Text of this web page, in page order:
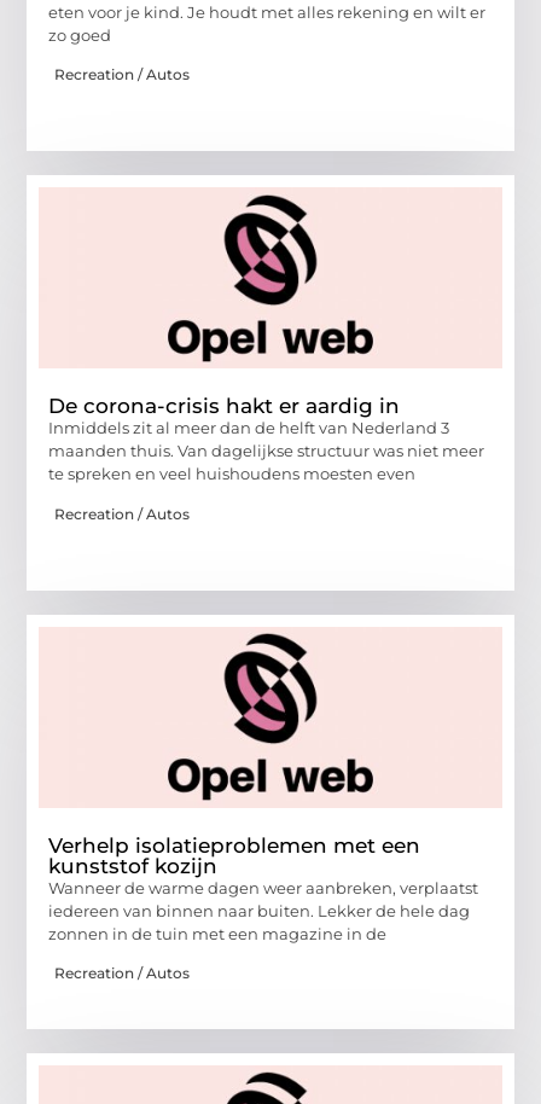
eten voor je kind. Je houdt met alles rekening en wilt er
zo goed
Recreation / Autos
De corona-crisis hakt er aardig in
Inmiddels zit al meer dan de helft van Nederland 3
maanden thuis. Van dagelijkse structuur was niet meer
te spreken en veel huishoudens moesten even
Recreation / Autos
Verhelp isolatieproblemen met een
kunststof kozijn
Wanneer de warme dagen weer aanbreken, verplaatst
iedereen van binnen naar buiten. Lekker de hele dag
zonnen in de tuin met een magazine in de
Recreation / Autos